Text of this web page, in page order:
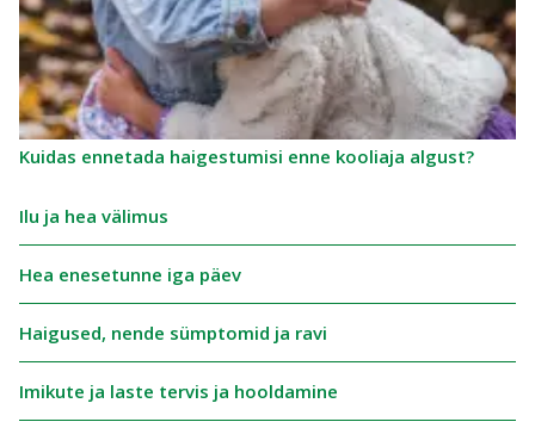
Kuidas ennetada haigestumisi enne kooliaja algust?
Ilu ja hea välimus
Hea enesetunne iga päev
Haigused, nende sümptomid ja ravi
Imikute ja laste tervis ja hooldamine